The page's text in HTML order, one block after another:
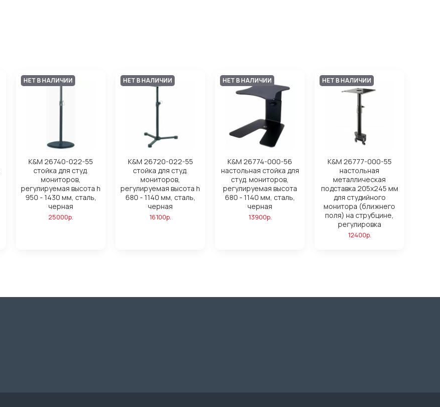
НЕТ В НАЛИЧИИ
K&M 26740-022-55
стойка для студ.
мониторов,
регулируемая высота h
950 - 1430 мм, сталь,
черная
25000р.
НЕТ В НАЛИЧИИ
K&M 26720-022-55
стойка для студ.
мониторов,
регулируемая высота h
680 - 1140 мм, сталь,
черная
16100р.
НЕТ В НАЛИЧИИ
K&M 26774-000-56
настольная стойка для
студ. мониторов,
регулируемая высота
680 - 1140 мм, сталь,
черная
13900р.
НЕТ В НАЛИЧИИ
K&M 26777-000-55
настольная
металлическая
подставка 205x245 мм
для студийного
монитора (ближнего
поля) на струбцине,
регулировка
12400р.